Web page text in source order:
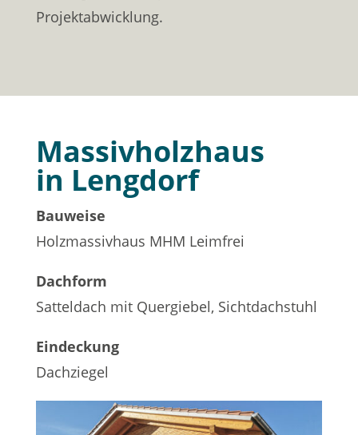
Projektabwicklung.
Massivholzhaus
in Lengdorf
Bauweise
Holzmassivhaus MHM Leimfrei
Dachform
Satteldach mit Quergiebel, Sichtdachstuhl
Eindeckung
Dachziegel